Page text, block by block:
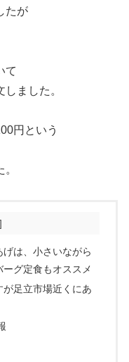
たが
て
ました。
円という
は、小さいながら
グ定食もオススメ
足立市場近くにあ